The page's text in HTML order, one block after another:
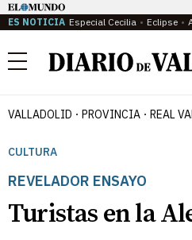
ES NOTICIA Especial Cecilia Eclipse
Menú
VALLADOLID PROVINCIA REAL
CULTURA
REVELADOR ENSAYO
Turistas en la